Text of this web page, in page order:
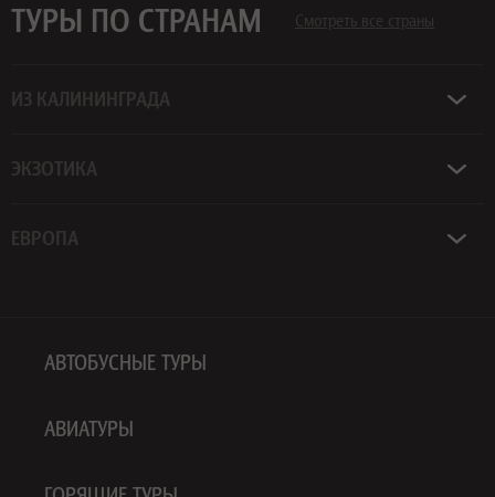
ТУРЫ ПО СТРАНАМ Смотреть все страны
ИЗ КАЛИНИНГРАДА
ЭКЗОТИКА
ЕВРОПА
АВТОБУСНЫЕ ТУРЫ
АВИАТУРЫ